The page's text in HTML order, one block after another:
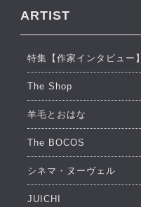
ARTIST
特集【作家インタビュー】
The Shop
羊毛とおはな
The BOCOS
シネマ・ヌーヴェル
JUICHI